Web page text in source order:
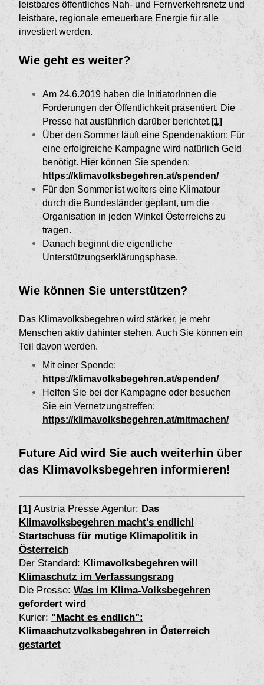
leistbares öffentliches Nah- und Fernverkehrsnetz und
leistbare, regionale erneuerbare Energie für alle
investiert werden.
Wie geht es weiter?
Am 24.6.2019 haben die InitiatorInnen die
Forderungen der Öffentlichkeit präsentiert. Die
Presse hat ausführlich darüber berichtet. [1]
Über den Sommer läuft eine Spendenaktion: Für
eine erfolgreiche Kampagne wird natürlich Geld
benötigt. Hier können Sie spenden:
https://klimavolksbegehren.at/spenden/
Für den Sommer ist weiters eine Klimatour
durch die Bundesländer geplant, um die
Organisation in jeden Winkel Österreichs zu
tragen.
Danach beginnt die eigentliche
Unterstützungserklärungsphase.
Wie können Sie unterstützen?
Das Klimavolksbegehren wird stärker, je mehr
Menschen aktiv dahinter stehen. Auch Sie können ein
Teil davon werden.
Mit einer Spende:
https://klimavolksbegehren.at/spenden/
Helfen Sie bei der Kampagne oder besuchen
Sie ein Vernetzungstreffen:
https://klimavolksbegehren.at/mitmachen/
Future Aid wird Sie auch weiterhin über
das Klimavolksbegehren informieren!
[1] Austria Presse Agentur: Das
Klimavolksbegehren macht’s endlich!
Startschuss für mutige Klimapolitik in
Österreich
Der Standard: Klimavolksbegehren will
Klimaschutz im Verfassungsrang
Die Presse: Was im Klima-Volksbegehren
gefordert wird
Kurier: "Macht es endlich":
Klimaschutzvolksbegehren in Österreich
gestartet